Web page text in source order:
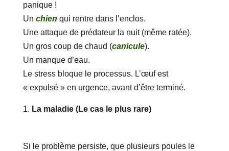
panique !
Un chien qui rentre dans l’enclos.
Une attaque de prédateur la nuit (même ratée).
Un gros coup de chaud (canicule).
Un manque d’eau.
Le stress bloque le processus. L’œuf est
« expulsé » en urgence, avant d’être terminé.
La maladie (Le cas le plus rare)
Si le problème persiste, que plusieurs poules le